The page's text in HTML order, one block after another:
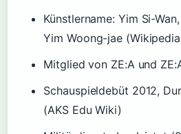
Künstlername: Yim Si-
Yim Woong-jae
Mitglied von ZE:A und
Schauspieldebüt 2012,
(AKS Edu Wiki)